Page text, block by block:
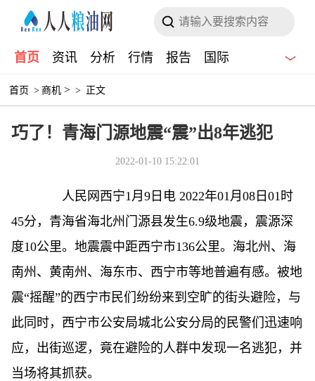
首页 资讯 分析 行情 报告 国际
首页 > 商机 > > 正文
巧了！青海门源地震“震”出8年逃犯
2022-01-10 15:22:01
人民网西宁1月9日电 2022年01月08日01时
45分，青海省海北州门源县发生6.9级地震，震源深
度10公里。地震震中距西宁市136公里。海北州、海
南州、黄南州、海东市、西宁市等地普遍有感。被地
震“摇醒”的西宁市民们纷纷来到空旷的街头避险，与
此同时，西宁市公安局城北公安分局的民警们迅速响
应，出街巡逻，竟在避险的人群中发现一名逃犯，并
当场将其抓获。